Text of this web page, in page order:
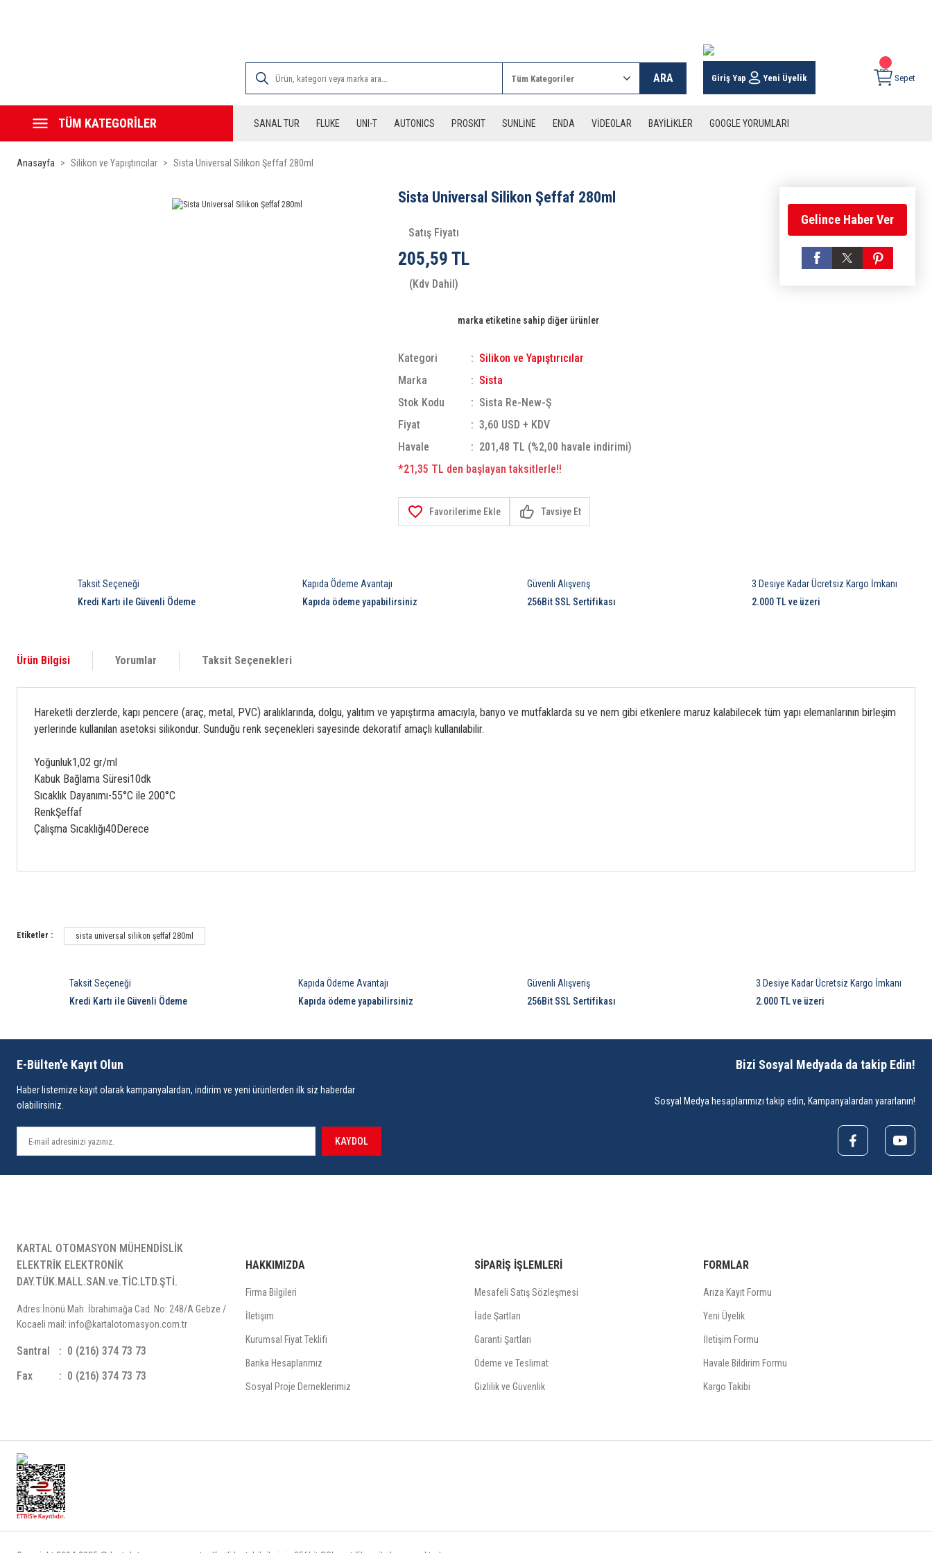
ARA Giriş Yap Yeni Üyelik Sepet
TÜM KATEGORİLER SANAL TUR FLUKE UNI-T AUTONICS PROSKIT SUNLİNE ENDA VİDEOLAR BAYİLİKLER GOOGLE YORUMLARI
Anasayfa Silikon ve Yapıştırıcılar Sista Universal Silikon Şeffaf 280ml
Sista Universal Silikon Şeffaf 280ml
Satış Fiyatı
205,59 TL
(Kdv Dahil)
marka etiketine sahip diğer ürünler
Kategori
Silikon ve Yapıştırıcılar
Marka
Sista
Stok Kodu
Sista Re-New-Ş
Fiyat
3,60 USD + KDV
Havale
201,48 TL (%2,00 havale indirimi)
*21,35 TL den başlayan taksitlerle!!
Tavsiye Et
Gelince Haber Ver
3 Desiye Kadar Ücretsiz Kargo İmkanı
2.000 TL ve üzeri
Kapıda Ödeme Avantajı
Kapıda ödeme yapabilirsiniz
Güvenli Alışveriş
256Bit SSL Sertifikası
Taksit Seçeneği
Kredi Kartı ile Güvenli Ödeme
Ürün Bilgisi Yorumlar Taksit Seçenekleri
Hareketli derzlerde, kapı pencere (araç, metal, PVC) aralıklarında, dolgu, yalıtım ve yapıştırma amacıyla, banyo ve mutfaklarda su ve nem gibi etkenlere maruz kalabilecek tüm yapı elemanlarının birleşim
yerlerinde kullanılan asetoksi silikondur. Sunduğu renk seçenekleri sayesinde dekoratif amaçlı kullanılabilir.
Yoğunluk1,02 gr/ml
Kabuk Bağlama Süresi10dk
Sıcaklık Dayanımı-55°C ile 200°C
RenkŞeffaf
Çalışma Sıcaklığı40Derece
Etiketler : sista universal silikon şeffaf 280ml
3 Desiye Kadar Ücretsiz Kargo İmkanı
2.000 TL ve üzeri
Kapıda Ödeme Avantajı
Kapıda ödeme yapabilirsiniz
Güvenli Alışveriş
256Bit SSL Sertifikası
Taksit Seçeneği
Kredi Kartı ile Güvenli Ödeme
E-Bülten'e Kayıt Olun
Haber listemize kayıt olarak kampanyalardan, indirim ve yeni ürünlerden ilk siz haberdar
olabilirsiniz.
KAYDOL
Bizi Sosyal Medyada da takip Edin!
Sosyal Medya hesaplarımızı takip edin, Kampanyalardan yararlanın!
KARTAL OTOMASYON MÜHENDİSLİK
ELEKTRİK ELEKTRONİK
DAY.TÜK.MALL.SAN.ve.TİC.LTD.ŞTİ.
Adres:İnönü Mah. İbrahimağa Cad. No: 248/A Gebze /
Kocaeli mail: info@kartalotomasyon.com.tr
Santral
0 (216) 374 73 73
Fax
0 (216) 374 73 73
HAKKIMIZDA
Firma Bilgileri
İletişim
Kurumsal Fiyat Teklifi
Banka Hesaplarımız
Sosyal Proje Derneklerimiz
SİPARİŞ İŞLEMLERİ
Mesafeli Satış Sözleşmesi
İade Şartları
Garanti Şartları
Ödeme ve Teslimat
Gizlilik ve Güvenlik
FORMLAR
Arıza Kayıt Formu
Yeni Üyelik
İletişim Formu
Havale Bildirim Formu
Kargo Takibi